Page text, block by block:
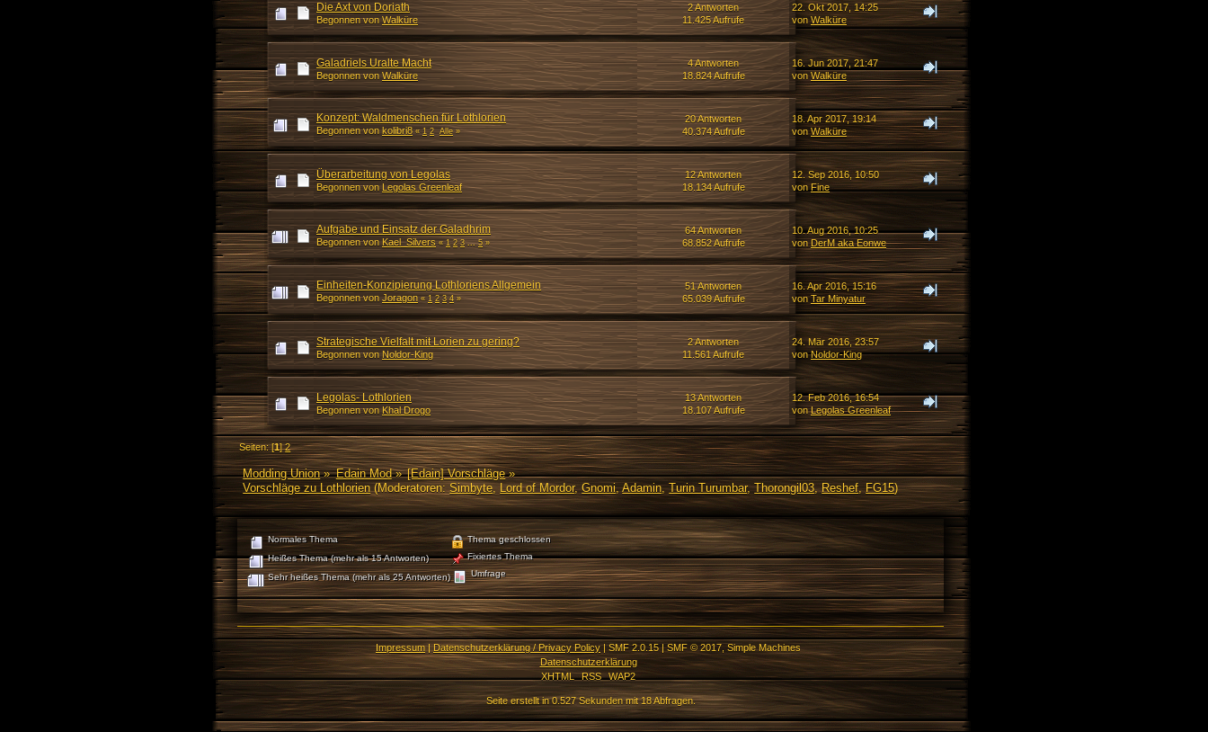
Die Axt von Doriath
Begonnen von Walküre
2 Antworten
11.425 Aufrufe
22. Okt 2017, 14:25
vonWalküre
Galadriels Uralte Macht
Begonnen von Walküre
4 Antworten
18.824 Aufrufe
16. Jun 2017, 21:47
vonWalküre
Konzept: Waldmenschen für Lothlorien
Begonnen von kolibri8 «1 2 Alle»
20 Antworten
40.374 Aufrufe
18. Apr 2017, 19:14
vonWalküre
Überarbeitung von Legolas
Begonnen von Legolas Greenleaf
12 Antworten
18.134 Aufrufe
12. Sep 2016, 10:50
vonFine
Aufgabe und Einsatz der Galadhrim
Begonnen von Kael_Silvers «1 2 3 ...5»
64 Antworten
68.852 Aufrufe
10. Aug 2016, 10:25
vonDerM aka Eonwe
Einheiten-Konzipierung Lothloriens Allgemein
Begonnen von Joragon «1 2 3 4»
51 Antworten
65.039 Aufrufe
16. Apr 2016, 15:16
vonTar Minyatur
Strategische Vielfalt mit Lorien zu gering?
Begonnen von Noldor-King
2 Antworten
11.561 Aufrufe
24. Mär 2016, 23:57
vonNoldor-King
Legolas- Lothlorien
Begonnen von Khal Drogo
13 Antworten
18.107 Aufrufe
12. Feb 2016, 16:54
vonLegolas Greenleaf
Seiten: [1]2
Modding Union» Edain Mod» [Edain] Vorschläge»
Vorschläge zu Lothlorien(Moderatoren:Simbyte,Lord of Mordor,Gnomi,Adamin,Turin Turumbar,Thorongil03,Reshef,FG15)
Normales Thema
Heißes Thema (mehr als 15 Antworten)
Sehr heißes Thema (mehr als 25 Antworten)
Thema geschlossen
Fixiertes Thema
Umfrage
Impressum|Datenschutzerklärung / Privacy Policy|SMF 2.0.15|SMF © 2017,Simple Machines
Datenschutzerklärung
XHTML
RSS WAP2
Seite erstellt in 0.527 Sekunden mit 18 Abfragen.